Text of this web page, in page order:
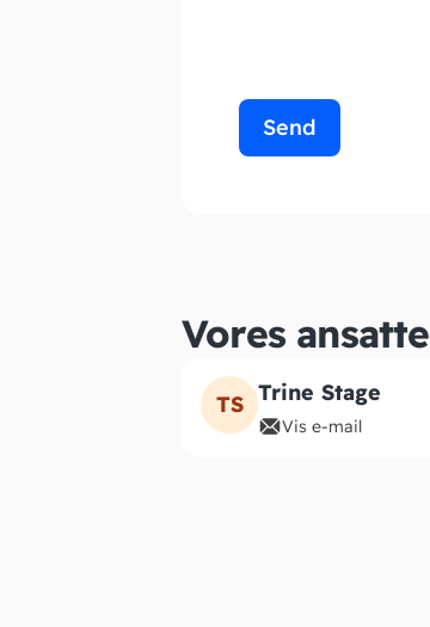
Send
Vores ansatte
TS Trine Stage
Vis e-mail